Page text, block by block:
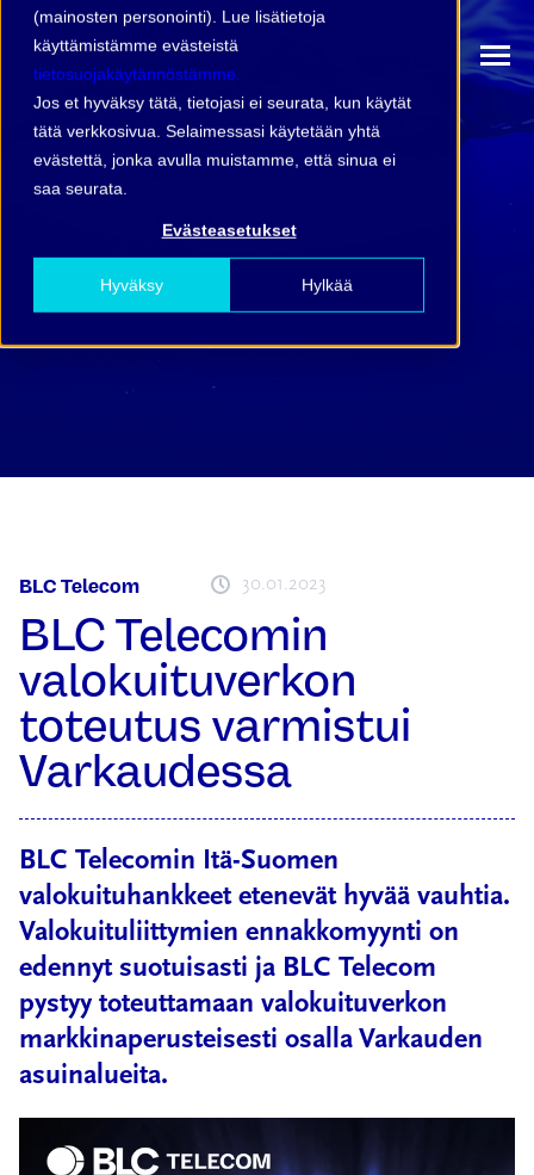
(mainosten personointi). Lue lisätietoja
käyttämistämme evästeistä
tietosuojakäytännöstämme.
Jos et hyväksy tätä, tietojasi ei seurata, kun käytät
tätä verkkosivua. Selaimessasi käytetään yhtä
evästettä, jonka avulla muistamme, että sinua ei
saa seurata.
Evästeasetukset
Hyväksy Hylkää
BLC Telecom 30.01.2023
BLC Telecomin
valokuituverkon
toteutus varmistui
Varkaudessa
BLC Telecomin Itä-Suomen
valokuituhankkeet etenevät hyvää vauhtia.
Valokuituliittymien ennakkomyynti on
edennyt suotuisasti ja BLC Telecom
pystyy toteuttamaan valokuituverkon
markkinaperusteisesti osalla Varkauden
asuinalueita.